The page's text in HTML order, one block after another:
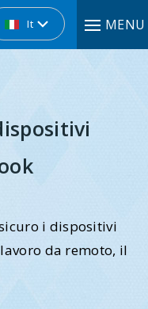
It MENU
i dispositivi
da remoto, il